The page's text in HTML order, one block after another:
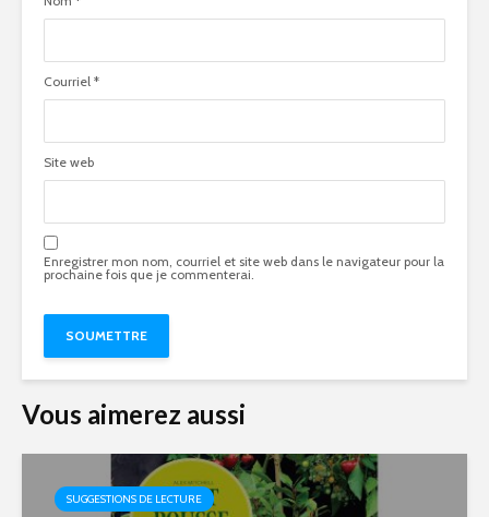
Courriel *
Site web
Enregistrer mon nom, courriel et site web dans le navigateur pour la
prochaine fois que je commenterai.
Vous aimerez aussi
SUGGESTIONS DE LECTURE